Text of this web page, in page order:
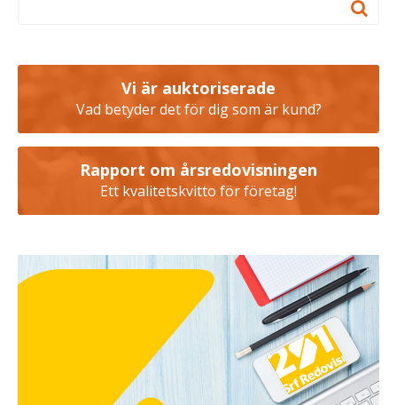
Vi är auktoriserade
Vad betyder det för dig som är kund?
Rapport om årsredovisningen
Ett kvalitetskvitto för företag!